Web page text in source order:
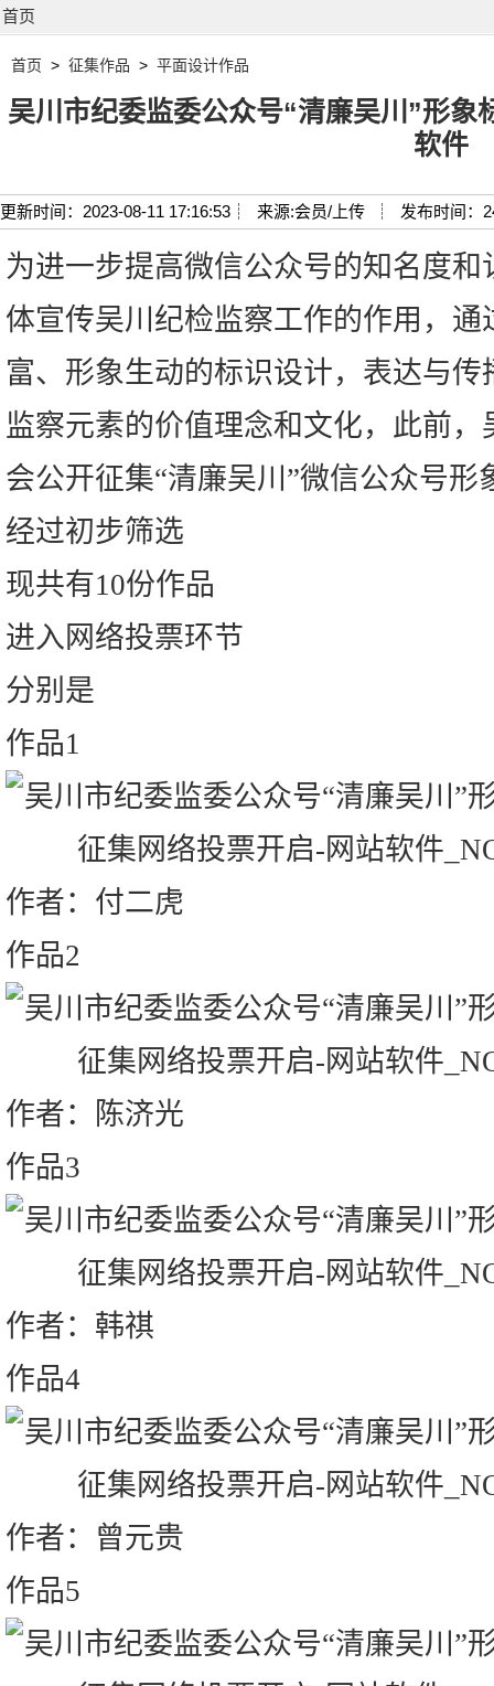
首页
首页 > 征集作品 > 平面设计作品
吴川市纪委监委公众号“清廉吴川”形
软件
更新时间：2023-08-11 17:16:53┊ 来源:会员/上传 ┊ 发布时间：
为进一步提高微信公众号的知名度
体宣传吴川纪检监察工作的作用，
富、形象生动的标识设计，表达与
监察元素的价值理念和文化，此前
会公开征集“清廉吴川”微信公众号形
经过初步筛选
现共有10份作品
进入网络投票环节
分别是
作品1
作者：付二虎
作品2
作者：陈济光
作品3
作者：韩祺
作品4
作者：曾元贵
作品5